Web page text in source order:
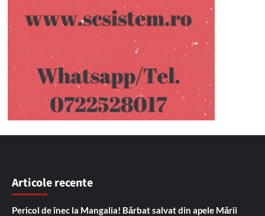
Articole recente
Pericol de înec la Mangalia! Bărbat salvat din apele Mării